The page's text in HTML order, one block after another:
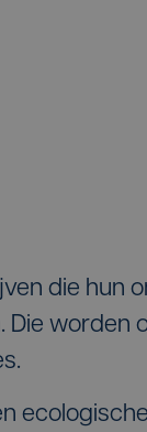
die hun
worden